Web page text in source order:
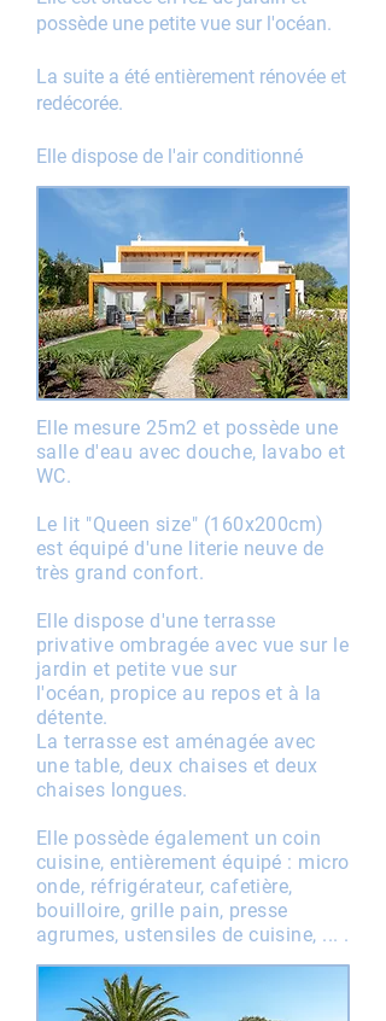
possède une petite vue sur l'océan.
La suite a été entièrement rénovée et
redécorée.
Elle dispose de l'air conditionné
Elle mesure 25m2 et possède une
salle d'eau avec douche, lavabo et
WC.
Le lit "Queen size" (160x200cm)
est équipé d'une literie neuve de
très grand confort.
Elle dispose d'une terrasse
privative ombragée avec vue sur le
jardin et petite vue sur
l'océan, propice au repos et à la
détente.
La terrasse est aménagée avec
une table, deux chaises et deux
chaises longues.
Elle possède également un coin
cuisine, entièrement équipé : micro
onde, réfrigérateur, cafetière,
bouilloire, grille pain, presse
agrumes, ustensiles de cuisine, ... .